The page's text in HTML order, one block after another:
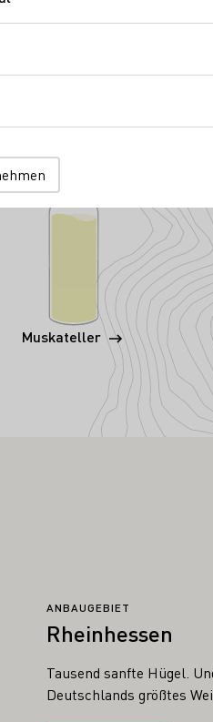
Muskateller
ANBAUGEBIET
Rheinhessen
Tausend sanfte Hügel.
Deutschlands größtes
Funktional